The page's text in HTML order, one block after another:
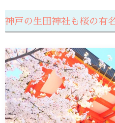
神戸の生田神社も桜の有